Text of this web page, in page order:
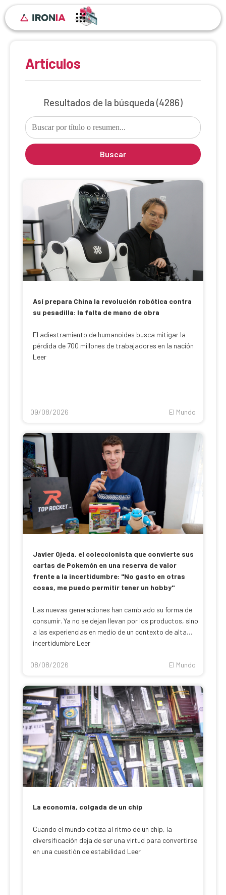
Artículos
Resultados de la búsqueda (4286)
Buscar
Así prepara China la revolución robótica contra
su pesadilla: la falta de mano de obra
El adiestramiento de humanoides busca mitigar la
pérdida de 700 millones de trabajadores en la nación
Leer
09/08/2026 El Mundo
Javier Ojeda, el coleccionista que convierte sus
cartas de Pokemón en una reserva de valor
frente a la incertidumbre: "No gasto en otras
cosas, me puedo permitir tener un hobby"
Las nuevas generaciones han cambiado su forma de
consumir. Ya no se dejan llevan por los productos, sino
a las experiencias en medio de un contexto de alta
incertidumbre Leer
08/08/2026 El Mundo
La economía, colgada de un chip
Cuando el mundo cotiza al ritmo de un chip, la
diversificación deja de ser una virtud para convertirse
en una cuestión de estabilidad Leer